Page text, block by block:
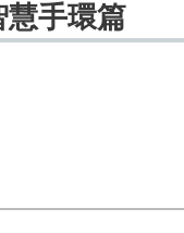
慧手環篇